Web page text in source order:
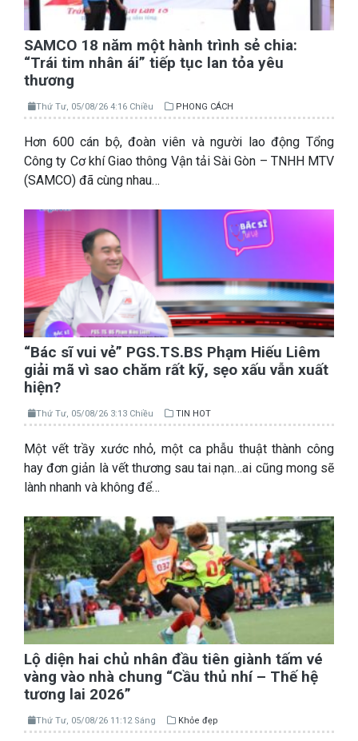
SAMCO 18 năm một hành trình sẻ chia:
“Trái tim nhân ái” tiếp tục lan tỏa yêu
thương
Thứ Tư, 05/08/26 4:16 Chiều PHONG CÁCH
Hơn 600 cán bộ, đoàn viên và người lao động Tổng
Công ty Cơ khí Giao thông Vận tải Sài Gòn – TNHH MTV
(SAMCO) đã cùng nhau…
“Bác sĩ vui vẻ” PGS.TS.BS Phạm Hiếu Liêm
giải mã vì sao chăm rất kỹ, sẹo xấu vẫn xuất
hiện?
Thứ Tư, 05/08/26 3:13 Chiều TIN HOT
Một vết trầy xước nhỏ, một ca phẫu thuật thành công
hay đơn giản là vết thương sau tai nạn…ai cũng mong sẽ
lành nhanh và không để…
Lộ diện hai chủ nhân đầu tiên giành tấm vé
vàng vào nhà chung “Cầu thủ nhí – Thế hệ
tương lai 2026”
Thứ Tư, 05/08/26 11:12 Sáng Khỏe đẹp